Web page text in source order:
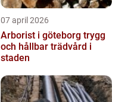
07 april 2026
Arborist i göteborg trygg
och hållbar trädvård i
staden